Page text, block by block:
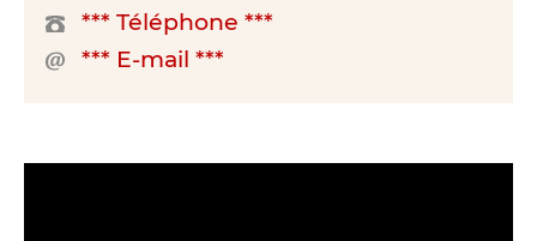
*** Téléphone ***
*** E-mail ***